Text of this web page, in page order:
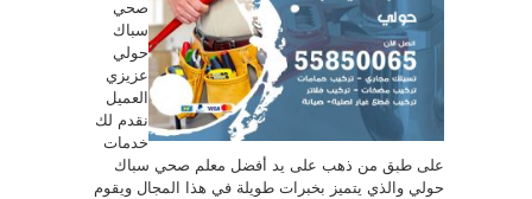
صحي
سباك
حولي
عزيزي
العميل
نقدم لك
خدمات
على طبق من ذهب على يد أفضل معلم صحي سباك
حولي والذي يتميز بخبرات طويلة في هذا المجال ويقوم